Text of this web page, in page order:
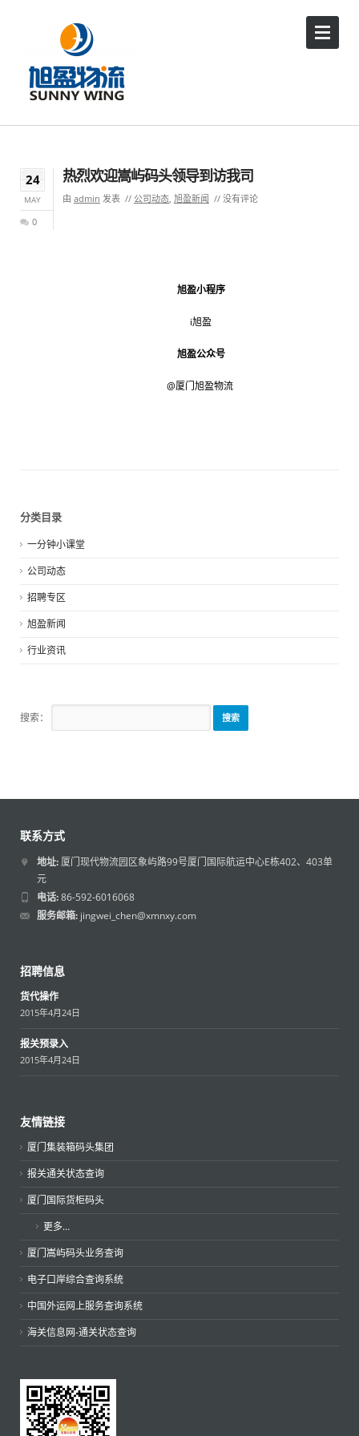
24
MAY
0
热烈欢迎嵩屿码头领导到访我司
由 admin 发表 公司动态, 旭盈新闻 没有评论
旭盈小程序
i旭盈
旭盈公众号
@厦门旭盈物流
分类目录
一分钟小课堂
公司动态
招聘专区
旭盈新闻
行业资讯
搜索：
联系方式
地址:厦门现代物流园区象屿路99号厦门国际航运中心E栋402、403单
元
电话:86-592-6016068
服务邮箱: jingwei_chen@xmnxy.com
招聘信息
货代操作
2015年4月24日
报关预录入
2015年4月24日
友情链接
厦门集装箱码头集团
报关通关状态查询
厦门国际货柜码头
更多…
厦门嵩屿码头业务查询
电子口岸综合查询系统
中国外运网上服务查询系统
海关信息网-通关状态查询